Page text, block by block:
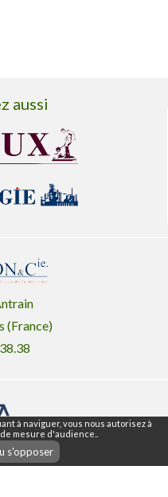
à naviguer, vous nous autorisez à
mesure d'audience..
s'opposer
CGU
| Plan du Site
aussi
(France)